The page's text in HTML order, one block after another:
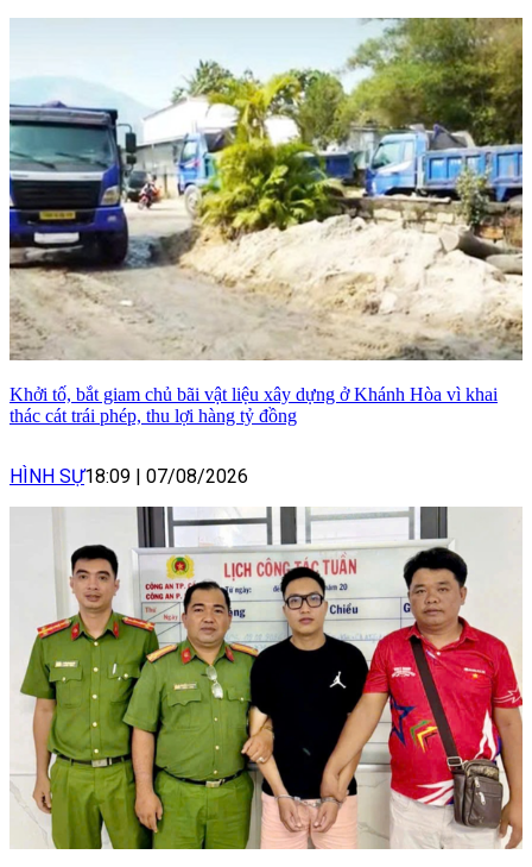
Khởi tố, bắt giam chủ bãi vật liệu xây dựng ở Khánh Hòa vì khai
thác cát trái phép, thu lợi hàng tỷ đồng
HÌNH SỰ18:09 | 07/08/2026